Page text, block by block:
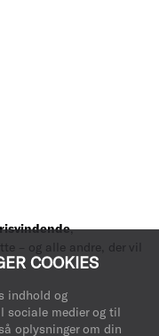
COOKIES
indhold og
sociale medier og til
oplysninger om din
,
– og alle andre, der vil